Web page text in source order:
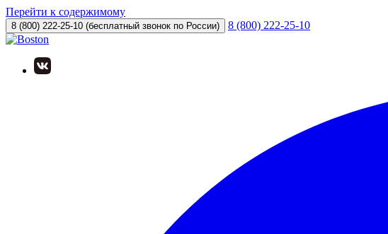
Перейти к содержимому
8 (800) 222-25-10 (бесплатный звонок по России) 8 (800) 222-25-10